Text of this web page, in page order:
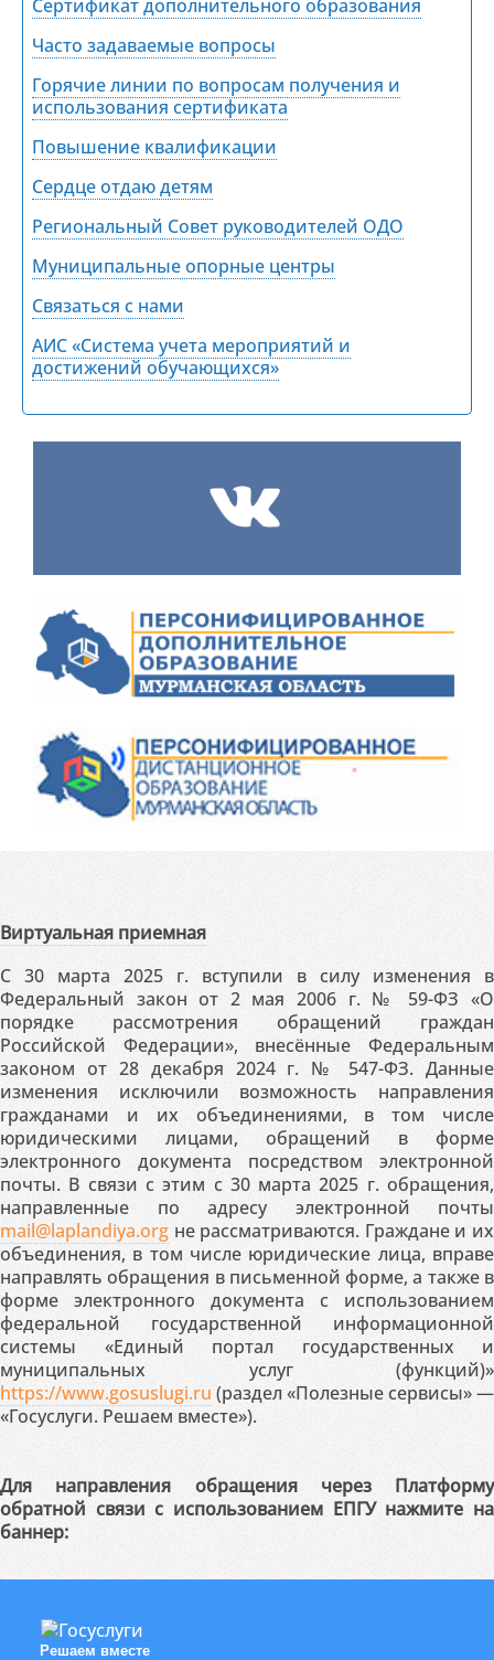
Сертификат дополнительного образования
Часто задаваемые вопросы
Горячие линии по вопросам получения и
использования сертификата
Повышение квалификации
Сердце отдаю детям
Региональный Совет руководителей ОДО
Муниципальные опорные центры
Связаться с нами
АИС «Система учета мероприятий и
достижений обучающихся»
Виртуальная приемная
С 30 марта 2025 г. вступили в силу изменения в
Федеральный закон от 2 мая 2006 г. № 59-ФЗ «О
порядке рассмотрения обращений граждан
Российской Федерации», внесённые Федеральным
законом от 28 декабря 2024 г. № 547-ФЗ. Данные
изменения исключили возможность направления
гражданами и их объединениями, в том числе
юридическими лицами, обращений в форме
электронного документа посредством электронной
почты. В связи с этим с 30 марта 2025 г. обращения,
направленные по адресу электронной почты
mail@laplandiya.org не рассматриваются. Граждане и их
объединения, в том числе юридические лица, вправе
направлять обращения в письменной форме, а также в
форме электронного документа с использованием
федеральной государственной информационной
системы «Единый портал государственных и
муниципальных услуг (функций)»
https://www.gosuslugi.ru (раздел «Полезные сервисы» —
«Госуслуги. Решаем вместе»).
Для направления обращения через Платформу
обратной связи с использованием ЕПГУ нажмите на
баннер:
Решаем вместе